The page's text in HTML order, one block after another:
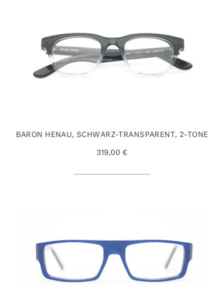
BARON HENAU, SCHWARZ-TRANSPARENT, 2-TONE
319,00 €